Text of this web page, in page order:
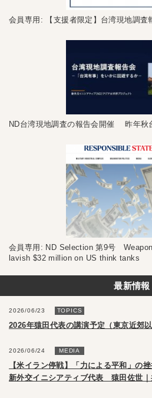
会員専用: 【支援者限定】台湾現地調査
ND台湾現地調査の報告会開催 昨年秋
会員専用: ND Selection 第9号
lavish $32 million on US think tanks
最新情報
2026/06/23 TOPICS
2026年猿田代表の講演予定（東京近郊以
2026/06/24 MEDIA
【米イラン停戦】「力による平和」
新外交イニシアティブ代表 猿田佐世